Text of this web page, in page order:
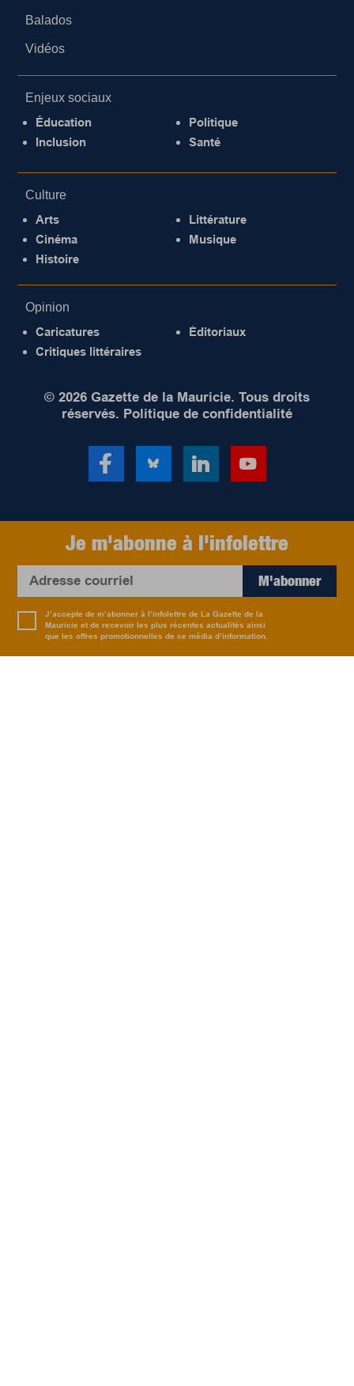
Balados
Vidéos
Enjeux sociaux
Éducation
Inclusion
Politique
Santé
Culture
Arts
Cinéma
Histoire
Littérature
Musique
Opinion
Caricatures
Critiques littéraires
Éditoriaux
© 2026 Gazette de la Mauricie. Tous droits
réservés. Politique de confidentialité
Je m'abonne à l'infolettre
M'abonner
J’accepte de m’abonner à l’infolettre de La Gazette de la
Mauricie et de recevoir les plus récentes actualités ainsi
que les offres promotionnelles de ce média d’information.